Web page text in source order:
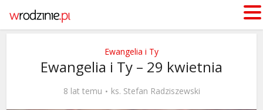
Ewangelia i Ty
Ewangelia i Ty – 29 kwietnia
8 lat temu ks. Stefan Radziszewski